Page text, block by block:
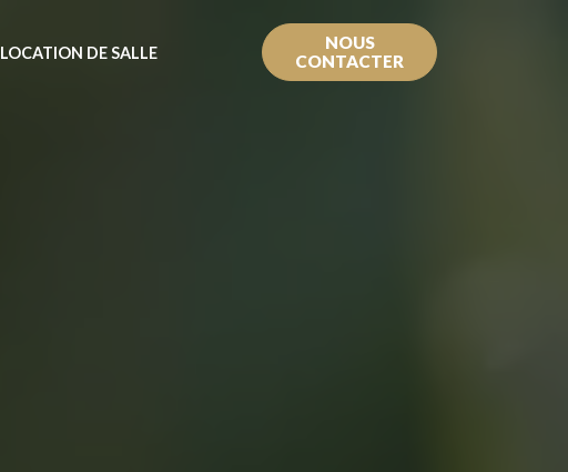
LOCATION DE SALLE
NOUS
CONTACTER